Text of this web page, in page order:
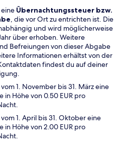
Übernachtungssteuer bzw.
, die vor Ort zu entrichten ist. Die
und wird möglicherweise
über erhoben. Weitere
Befreiungen von dieser Abgabe
Informationen erhältst von der
findest du auf deiner
1. November bis 31. März eine
in Höhe von 0.50 EUR pro
1. April bis 31. Oktober eine
in Höhe von 2.00 EUR pro